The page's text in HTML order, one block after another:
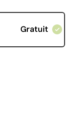
Gratuit